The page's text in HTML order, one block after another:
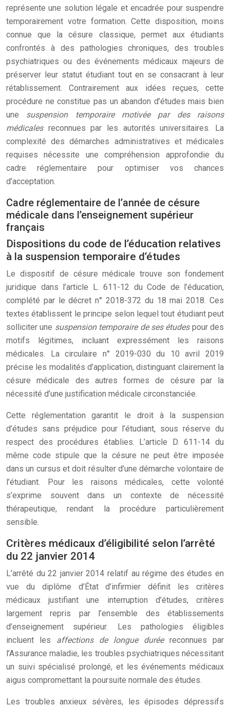
représente une solution légale et encadrée pour suspendre
temporairement votre formation. Cette disposition, moins
connue que la césure classique, permet aux étudiants
confrontés à des pathologies chroniques, des troubles
psychiatriques ou des événements médicaux majeurs de
préserver leur statut étudiant tout en se consacrant à leur
rétablissement. Contrairement aux idées reçues, cette
procédure ne constitue pas un abandon d’études mais bien
une suspension temporaire motivée par des raisons
médicales reconnues par les autorités universitaires. La
complexité des démarches administratives et médicales
requises nécessite une compréhension approfondie du
cadre réglementaire pour optimiser vos chances
d’acceptation.
Cadre réglementaire de l’année de césure
médicale dans l’enseignement supérieur
français
Dispositions du code de l’éducation relatives
à la suspension temporaire d’études
Le dispositif de césure médicale trouve son fondement
juridique dans l’article L. 611-12 du Code de l’éducation,
complété par le décret n° 2018-372 du 18 mai 2018. Ces
textes établissent le principe selon lequel tout étudiant peut
solliciter une suspension temporaire de ses études pour des
motifs légitimes, incluant expressément les raisons
médicales. La circulaire n° 2019-030 du 10 avril 2019
précise les modalités d’application, distinguant clairement la
césure médicale des autres formes de césure par la
nécessité d’une justification médicale circonstanciée.
Cette réglementation garantit le droit à la suspension
d’études sans préjudice pour l’étudiant, sous réserve du
respect des procédures établies. L’article D. 611-14 du
même code stipule que la césure ne peut être imposée
dans un cursus et doit résulter d’une démarche volontaire de
l’étudiant. Pour les raisons médicales, cette volonté
s’exprime souvent dans un contexte de nécessité
thérapeutique, rendant la procédure particulièrement
sensible.
Critères médicaux d’éligibilité selon l’arrêté
du 22 janvier 2014
L’arrêté du 22 janvier 2014 relatif au régime des études en
vue du diplôme d’État d’infirmier définit les critères
médicaux justifiant une interruption d’études, critères
largement repris par l’ensemble des établissements
d’enseignement supérieur. Les pathologies éligibles
incluent les affections de longue durée reconnues par
l’Assurance maladie, les troubles psychiatriques nécessitant
un suivi spécialisé prolongé, et les événements médicaux
aigus compromettant la poursuite normale des études.
Les troubles anxieux sévères, les épisodes dépressifs